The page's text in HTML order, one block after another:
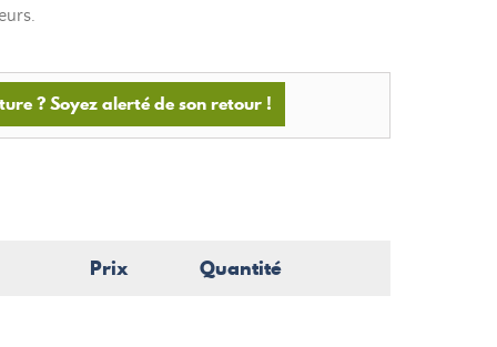
? Soyez alerté de son retour !
Prix Quantité